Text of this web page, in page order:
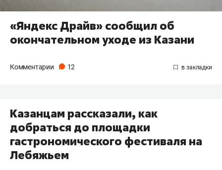
«Яндекс Драйв» сообщил об
окончательном уходе из Казани
Комментарии 12
Казанцам рассказали, как
добраться до площадки
гастрономического фестиваля на
Лебяжьем